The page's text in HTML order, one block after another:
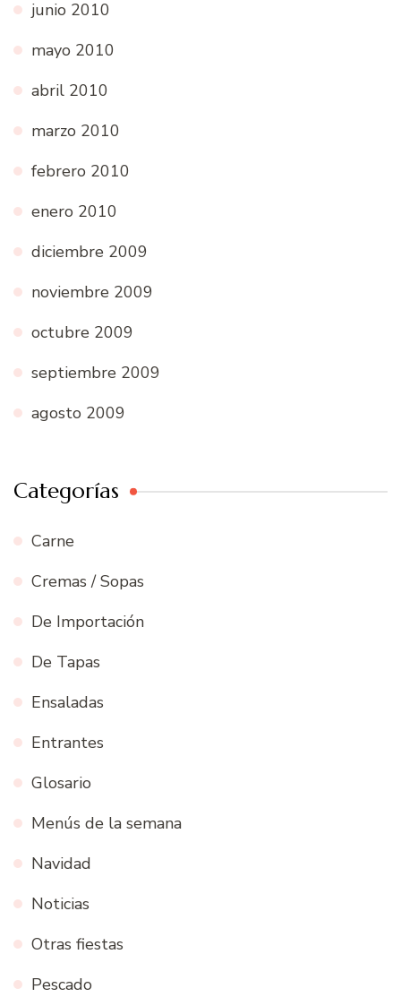
junio 2010
mayo 2010
abril 2010
marzo 2010
febrero 2010
enero 2010
diciembre 2009
noviembre 2009
octubre 2009
septiembre 2009
agosto 2009
Categorías
Carne
Cremas / Sopas
De Importación
De Tapas
Ensaladas
Entrantes
Glosario
Menús de la semana
Navidad
Noticias
Otras fiestas
Pescado